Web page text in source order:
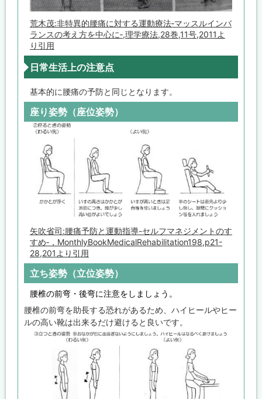
荒木茂:非特異的腰痛に対する運動療法‐マッスルインバ
ランスの考え方を中心に‐,理学療法,28巻,11号,2011よ
り引用
日常生活上の注意点
基本的に腰痛の予防と同じとなります。
座り姿勢（座位姿勢）
矢吹省司:腰痛予防と運動指導-セルフマネジメントのす
すめ‐，MonthlyBookMedicalRehabilitation198,p21-
28,201より引用
立ち姿勢（立位姿勢）
腰椎の前弯・後弯に注意をしましょう。
腰椎の前弯を助長する恐れがあるため、ハイヒールやヒー
ルの高い靴は出来るだけ避けると良いです。